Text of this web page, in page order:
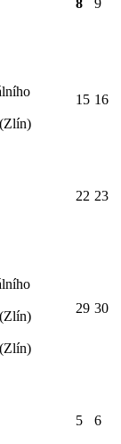
15 16
22 23
29 30
5 6